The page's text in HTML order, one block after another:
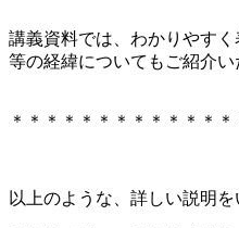
講義資料では、わかりやす
等の経緯についてもご紹介い
＊＊＊＊＊＊＊＊＊＊＊＊
以上のような、詳しい説明を